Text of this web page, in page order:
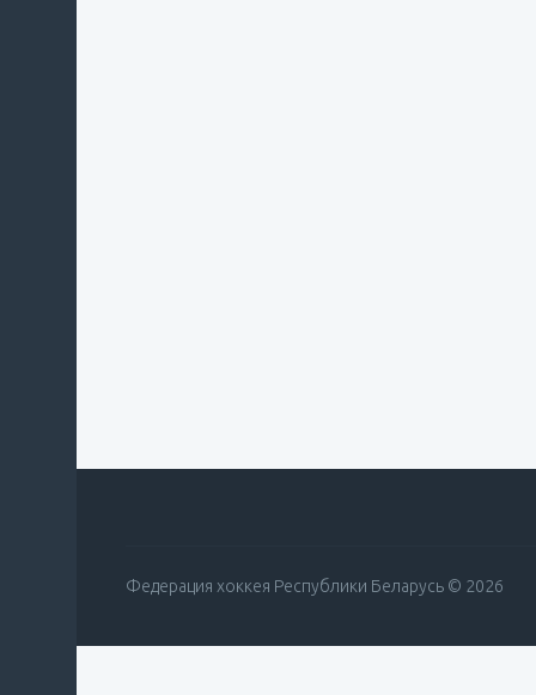
Федерация хоккея Республики Беларусь © 2026